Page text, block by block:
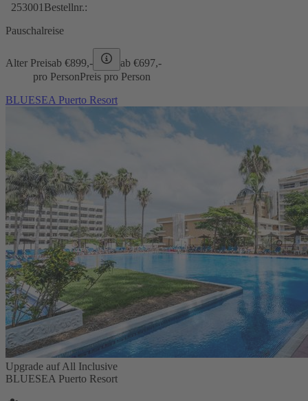
253001 Bestellnr.:
Pauschalreise
Alter Preisab €899,- ab €697,-
pro PersonPreis pro Person
BLUESEA Puerto Resort
Upgrade auf All Inclusive
BLUESEA Puerto Resort